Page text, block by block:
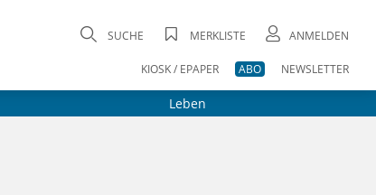
SUCHE MERKLISTE ANMELDEN
KIOSK / EPAPER ABO NEWSLETTER
Leben